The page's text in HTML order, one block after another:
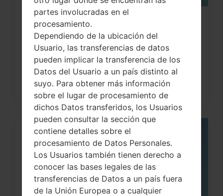
Cómo hacer Reinicio Completo en
LG G3, G4, G5 , G7...
partes involucradas en el
procesamiento.
Dependiendo de la ubicación del
Usuario, las transferencias de datos
pueden implicar la transferencia de los
Datos del Usuario a un país distinto al
suyo. Para obtener más información
sobre el lugar de procesamiento de
dichos Datos transferidos, los Usuarios
pueden consultar la sección que
contiene detalles sobre el
procesamiento de Datos Personales.
Los Usuarios también tienen derecho a
conocer las bases legales de las
transferencias de Datos a un país fuera
de la Unión Europea o a cualquier